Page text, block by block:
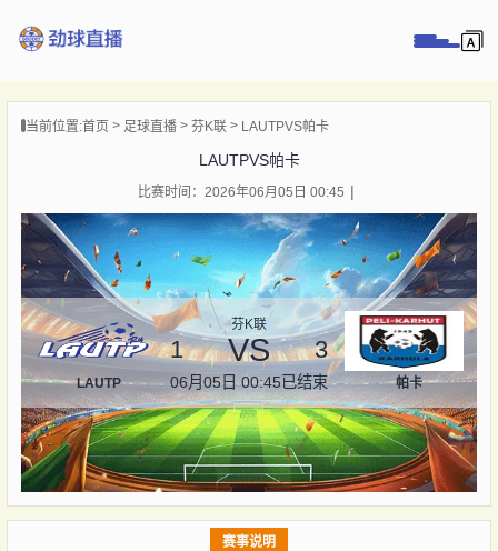
播
闻
当前位置:首页 足球直播 芬K联 LAUTPVS帕卡
LAUTPVS帕卡
比赛时间：2026年06月05日 00:45
LAUTP
芬K联
1 VS 3
06月05日 00:45已结束 帕卡
赛事说明